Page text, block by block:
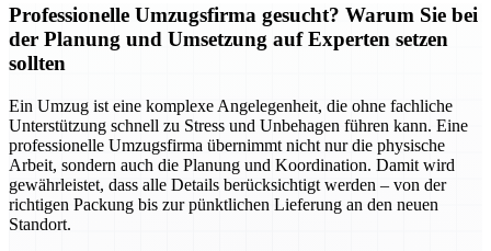
Professionelle Umzugsfirma gesucht? Warum Sie bei
der Planung und Umsetzung auf Experten setzen
sollten
Ein Umzug ist eine komplexe Angelegenheit, die ohne fachliche
Unterstützung schnell zu Stress und Unbehagen führen kann. Eine
professionelle Umzugsfirma übernimmt nicht nur die physische
Arbeit, sondern auch die Planung und Koordination. Damit wird
gewährleistet, dass alle Details berücksichtigt werden – von der
richtigen Packung bis zur pünktlichen Lieferung an den neuen
Standort.